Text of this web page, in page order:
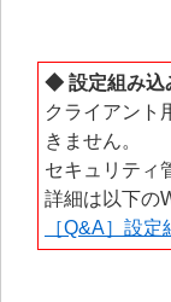
◆ 設定組み込
クライアント
きません。
セキュリティ
詳細は以下の
［Q&A］設